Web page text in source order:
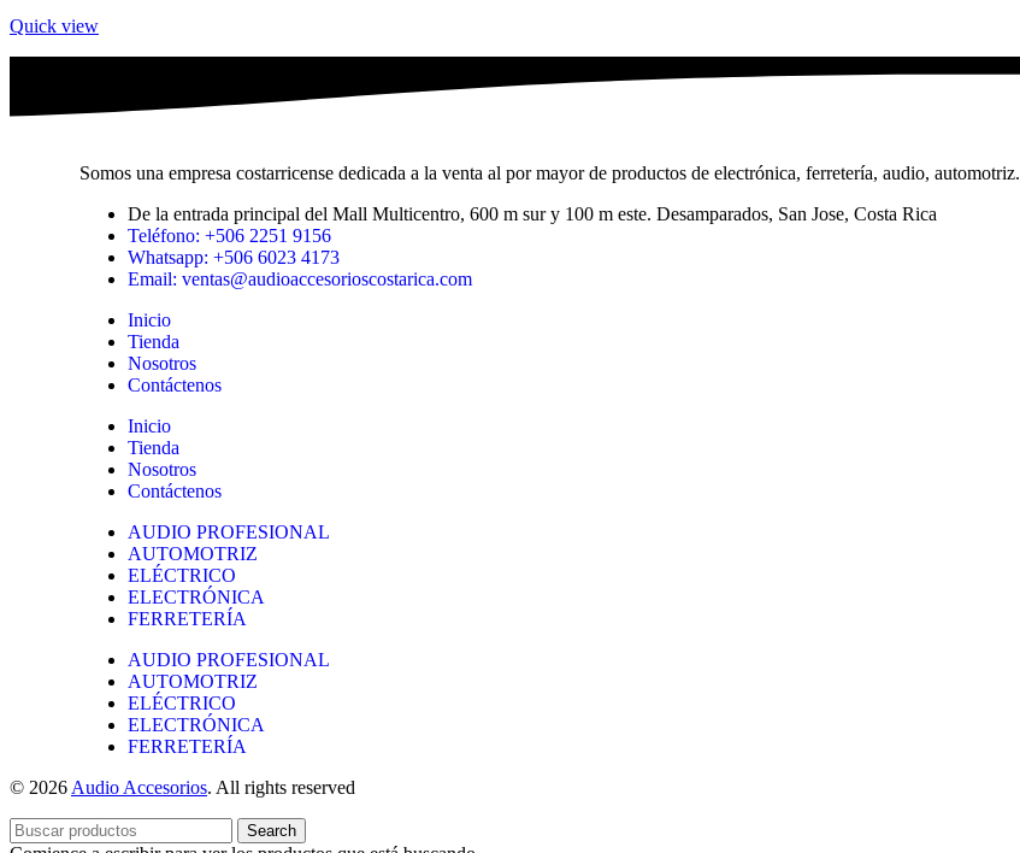
Quick view
Somos una empresa costarricense dedicada a la venta al por mayor de productos de electrónica, ferretería, audio, automotriz.
De la entrada principal del Mall Multicentro, 600 m sur y 100 m este. Desamparados, San Jose, Costa Rica
Teléfono: +506 2251 9156
Whatsapp: +506 6023 4173
Email: ventas@audioaccesorioscostarica.com
Inicio
Tienda
Nosotros
Contáctenos
Inicio
Tienda
Nosotros
Contáctenos
AUDIO PROFESIONAL
AUTOMOTRIZ
ELÉCTRICO
ELECTRÓNICA
FERRETERÍA
AUDIO PROFESIONAL
AUTOMOTRIZ
ELÉCTRICO
ELECTRÓNICA
FERRETERÍA
© 2026 Audio Accesorios. All rights reserved
Search